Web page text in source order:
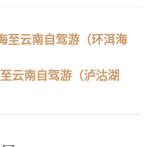
至云南自驾游（环洱海
云南自驾游（泸沽湖